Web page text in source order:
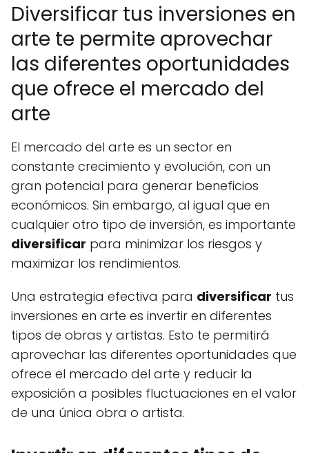
Diversificar tus inversiones en
arte te permite aprovechar
las diferentes oportunidades
que ofrece el mercado del
arte
El mercado del arte es un sector en
constante crecimiento y evolución, con un
gran potencial para generar beneficios
económicos. Sin embargo, al igual que en
cualquier otro tipo de inversión, es importante
diversificar para minimizar los riesgos y
maximizar los rendimientos.
Una estrategia efectiva para diversificar tus
inversiones en arte es invertir en diferentes
tipos de obras y artistas. Esto te permitirá
aprovechar las diferentes oportunidades que
ofrece el mercado del arte y reducir la
exposición a posibles fluctuaciones en el valor
de una única obra o artista.